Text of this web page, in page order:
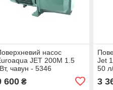
насос
JET 200M 1.5
чавун - 5346
600₴
Jet
50
3